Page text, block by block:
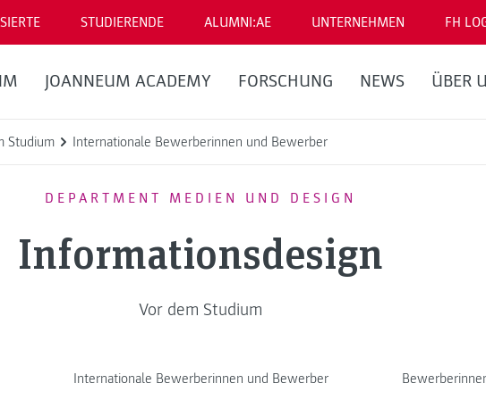
STUDIERENDE ALUMNI:AE UNTERNEHMEN FH
JOANNEUM ACADEMY FORSCHUNG NEWS ÜBER
Studium Internationale Bewerberinnen und Bewerber
DEPARTMENT MEDIEN UND DESIGN
Informationsdesign
Vor dem Studium
Internationale Bewerberinnen und Bewerber